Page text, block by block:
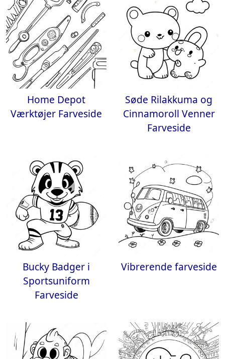
Home Depot
Værktøjer Farveside
Søde Rilakkuma og
Cinnamoroll Venner
Farveside
Bucky Badger i
Sportsuniform
Farveside
Vibrerende farveside